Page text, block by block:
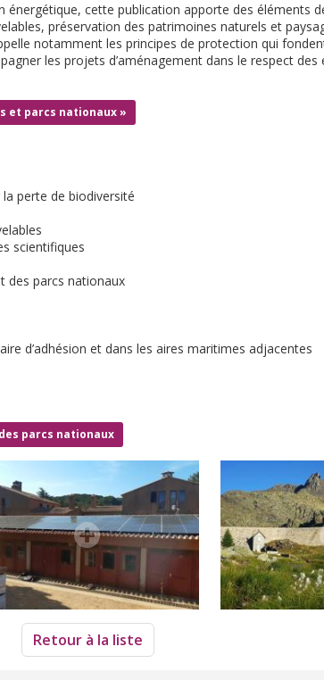
énergétique, cette publication apporte des éléments
préservation des patrimoines naturels et
notamment les principes de protection qui
les projets d’aménagement dans le respect des
et parcs nationaux »
perte de biodiversité
scientifiques
des parcs nationaux
d’adhésion et dans les aires maritimes adjacentes
parcs nationaux
Retour à la liste